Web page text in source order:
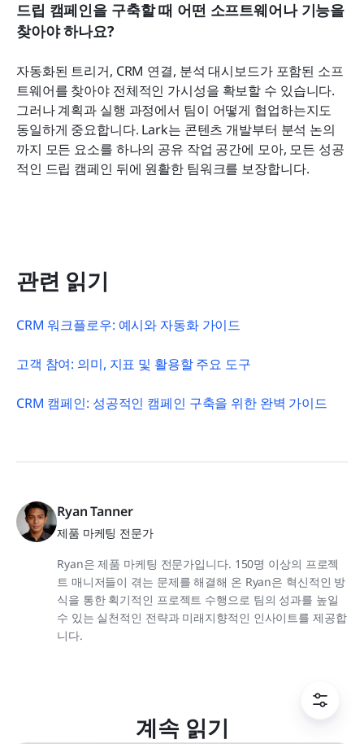
드립 캠페인을 구축할 때 어떤 소프트웨어나 기능을
찾아야 하나요?
자동화된 트리거, CRM 연결, 분석 대시보드가 포함된 소프
트웨어를 찾아야 전체적인 가시성을 확보할 수 있습니다.
그러나 계획과 실행 과정에서 팀이 어떻게 협업하는지도
동일하게 중요합니다. Lark는 콘텐츠 개발부터 분석 논의
까지 모든 요소를 하나의 공유 작업 공간에 모아, 모든 성공
적인 드립 캠페인 뒤에 원활한 팀워크를 보장합니다.
관련 읽기
CRM 워크플로우: 예시와 자동화 가이드
고객 참여: 의미, 지표 및 활용할 주요 도구
CRM 캠페인: 성공적인 캠페인 구축을 위한 완벽 가이드
Ryan Tanner
제품 마케팅 전문가
Ryan은 제품 마케팅 전문가입니다. 150명 이상의 프로젝
트 매니저들이 겪는 문제를 해결해 온 Ryan은 혁신적인 방
식을 통한 획기적인 프로젝트 수행으로 팀의 성과를 높일
수 있는 실천적인 전략과 미래지향적인 인사이트를 제공합
니다.
계속 읽기